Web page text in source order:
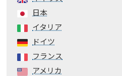
日本
イタリア
ドイツ
フランス
アメリカ